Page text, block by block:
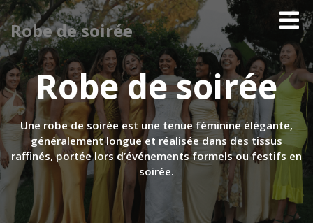
Robe de soirée
Robe de soirée
Une robe de soirée est une tenue féminine élégante,
généralement longue et réalisée dans des tissus
raffinés, portée lors d’événements formels ou festifs en
soirée.